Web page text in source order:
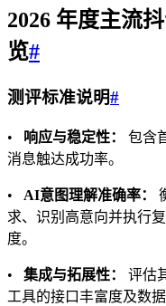
2026 年度主流
览#
测评标准说明#
• 响应与稳定性：
包含
消息触达成功率。
• AI意图理解准确率：
求、识别高意向并执行
度。
• 集成与拓展性：
评估
工具的接口丰富度及数据